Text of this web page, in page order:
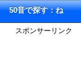
50音で探す：ね
スポンサーリンク